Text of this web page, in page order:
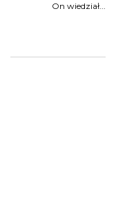
On wiedział...